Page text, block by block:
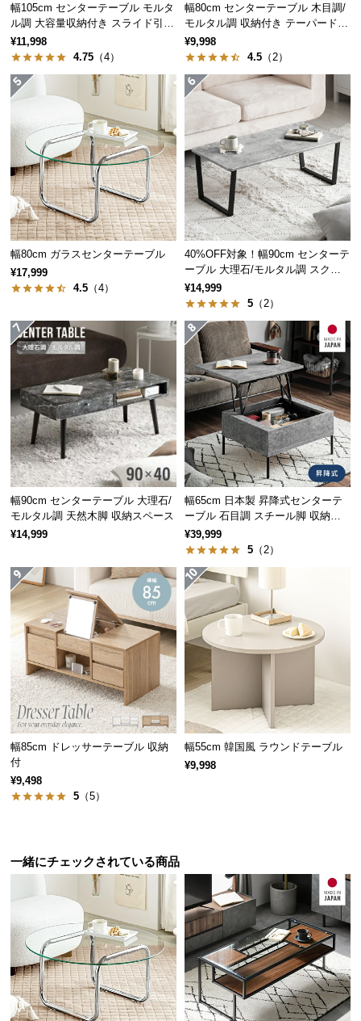
返
品・
キ
ル
つ
い
て
保
証
に
つ
て
会
員
規
約
に
つ
い
て
様
サ
お
知
ら
せ
ロ
グ
企
業
情
報
広々使えるワイド設計
丸みを帯びた天板は、雑誌やコップを置いても十分
にゆとりがあり、窮屈感がありません。
奥行き
約120㎝ 約60㎝
ソファや座椅子にも
テーブルの高さは約45㎝。ソファや座椅子と合わせ
ても、置いた物が手に取りやすい絶妙な高さです。
高さ 約45㎝
ガラストップのテーブルは圧迫感がなく、食卓を明
るく広々とした空間に見せることができます。
幅105cm センターテーブル モルタ
ル調 大容量収納付き スライド引き
出し2杯
¥11,998
4.75 （4）
幅80cm センターテーブル 木目調/
モルタル調 収納付き テーパードレ
ッグ
¥9,998
4.5 （2）
幅80cm ガラスセンターテーブル
¥17,999
4.5 （4）
40%OFF対象！幅90cm センターテ
ーブル 大理石/モルタル調 スクエ
アレッグ 安心面取り加工
¥14,999
5 （2）
幅90cm センターテーブル 大理石/
モルタル調 天然木脚 収納スペース
¥14,999
幅65cm 日本製 昇降式センターテ
ーブル 石目調 スチール脚 収納ス
ペース 高さ34~54.5cm
¥39,999
5 （2）
幅85cm ドレッサーテーブル 収納
付
¥9,498
5 （5）
幅55cm 韓国風 ラウンドテーブル
¥9,998
一緒にチェックされている商品